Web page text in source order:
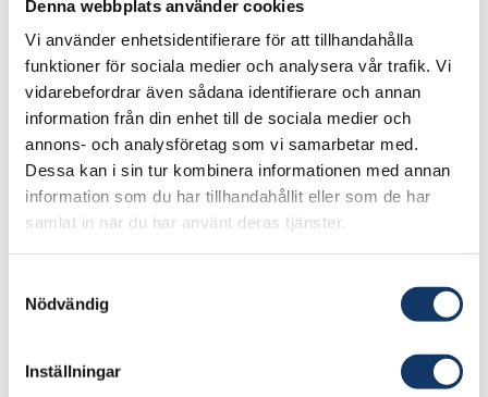
Denna webbplats använder cookies
Vi använder enhetsidentifierare för att tillhandahålla
funktioner för sociala medier och analysera vår trafik. Vi
vidarebefordrar även sådana identifierare och annan
information från din enhet till de sociala medier och
annons- och analysföretag som vi samarbetar med.
Dessa kan i sin tur kombinera informationen med annan
information som du har tillhandahållit eller som de har
samlat in när du har använt deras tjänster.
Nödvändig
Inställningar
Samhället är helt beroende av en fungerande
digital infrastruktur. Under senare år har tekniska
fel och andra störningar slagit ut vitala
samhällsfunktioner. Som medborgare räknar vi
med att molntjänster ska fungera under dygnets
alla timmar så att vi kan sköta banktjänster,
Dagens digitala infrastruktur är resultatet av en
rad privata aktörers beslut och initiativ. Därmed
ökar riskerna för lägre infrastruktursäkerhet,
driftsäkerhet och robusthet. Vad krävs av